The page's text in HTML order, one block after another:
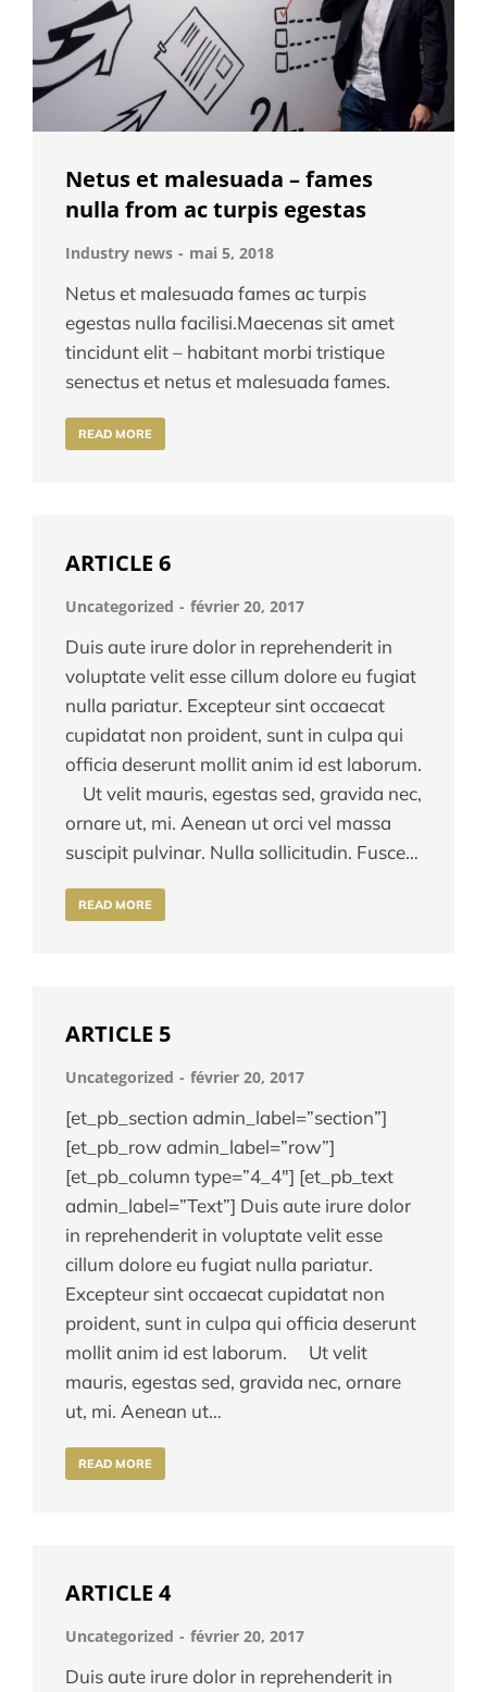
Netus et malesuada – fames
nulla from ac turpis egestas
Industry news mai 5, 2018
Netus et malesuada fames ac turpis
egestas nulla facilisi.Maecenas sit amet
tincidunt elit – habitant morbi tristique
senectus et netus et malesuada fames.
READ MORE
ARTICLE 6
Uncategorized février 20, 2017
Duis aute irure dolor in reprehenderit in
voluptate velit esse cillum dolore eu fugiat
nulla pariatur. Excepteur sint occaecat
cupidatat non proident, sunt in culpa qui
officia deserunt mollit anim id est laborum.
Ut velit mauris, egestas sed, gravida nec,
ornare ut, mi. Aenean ut orci vel massa
suscipit pulvinar. Nulla sollicitudin. Fusce…
READ MORE
ARTICLE 5
Uncategorized février 20, 2017
[et_pb_section admin_label=”section”]
[et_pb_row admin_label=”row”]
[et_pb_column type=”4_4″] [et_pb_text
admin_label=”Text”] Duis aute irure dolor
in reprehenderit in voluptate velit esse
cillum dolore eu fugiat nulla pariatur.
Excepteur sint occaecat cupidatat non
proident, sunt in culpa qui officia deserunt
mollit anim id est laborum. Ut velit
mauris, egestas sed, gravida nec, ornare
ut, mi. Aenean ut…
READ MORE
ARTICLE 4
Uncategorized février 20, 2017
Duis aute irure dolor in reprehenderit in